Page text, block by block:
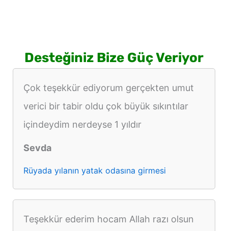
Desteğiniz Bize Güç Veriyor
Çok teşekkür ediyorum gerçekten umut
verici bir tabir oldu çok büyük sıkıntılar
içindeydim nerdeyse 1 yıldır
Sevda
Rüyada yılanın yatak odasına girmesi
Teşekkür ederim hocam Allah razı olsun